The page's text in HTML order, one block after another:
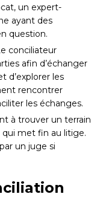
un expert-
ayant des
question.
conciliateur
afin d’échanger
d’explorer les
rencontrer
les échanges.
à trouver un terrain
qui met fin au litige.
un juge si